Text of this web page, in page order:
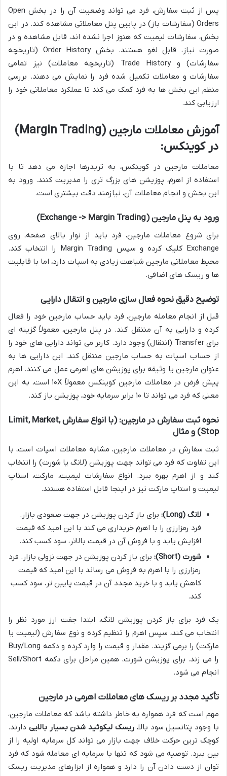
پس از ثبت سفارش، فرد می تواند وضعیت آن را در بخش Open
Orders (سفارشات باز) در پایین پنل معاملاتی مشاهده کند. در این
بخش، سفارشات لیمیت که هنوز اجرا نشده اند، قابل مشاهده و در
صورت نیاز، قابل لغو هستند. بخش Order History (تاریخچه
سفارشات) و Trade History (تاریخچه معاملات) نیز تمامی
سفارشات و معاملات تکمیل شده فرد را نمایش می دهند. بررسی
منظم این بخش ها به فرد کمک می کند تا عملکرد معاملاتی خود را
ارزیابی کند.
آموزش معاملات مارجین (Margin Trading)
در کوینکس:
معاملات مارجین در کوینکس، به تریدرها اجازه می دهد تا با
استفاده از اهرم، پوزیشن های بزرگ تری را مدیریت کنند. ورود به
این بخش و انجام معاملات آن، نیازمند دقت بیشتری است.
ورود به پنل مارجین (Exchange -> Margin Trading)
برای شروع معاملات مارجین، فرد باید از نوار بالای صفحه، روی
Exchange کلیک کرده و سپس Margin Trading را انتخاب کند.
محیط معاملاتی مارجین شباهت زیادی به اسپات دارد، اما با قابلیت
ها و ریسک های اضافی.
توضیح دقیق نحوه فعال سازی مارجین و انتقال دارایی
قبل از انجام معامله مارجین، فرد باید حساب مارجین خود را فعال
کرده و دارایی به آن منتقل کند. در پنل مارجین، معمولاً گزینه ای
برای Transfer (انتقال) وجود دارد. کاربر می تواند دارایی های خود را
از حساب اسپات به حساب مارجین منتقل کند. این دارایی ها به
عنوان مارجین یا وثیقه برای پوزیشن های اهرمی عمل می کنند. اهرم
پیش فرض در معاملات مارجین کوینکس معمولاً ۱۰X است، به این
معنی که فرد می تواند تا ۱۰ برابر سرمایه خود، پوزیشن باز کند.
نحوه ثبت سفارش در مارجین: (با انواع سفارش Limit, Market,
Stop) و مثال
ثبت سفارش در معاملات مارجین، مشابه معاملات اسپات است، با
این تفاوت که فرد می تواند جهت پوزیشن (لانگ یا شورت) را انتخاب
کند و از اهرم بهره ببرد. انواع سفارشات لیمیت، مارکت، استاپ
لیمیت و استاپ مارکت نیز در اینجا قابل استفاده هستند.
لانگ (Long):
برای باز کردن پوزیشن در جهت صعودی بازار.
فرد رمزارزی را با اهرم خریداری می کند با این امید که قیمت
افزایش یابد و با فروش آن در قیمت بالاتر، سود کسب کند.
شورت (Short):
برای باز کردن پوزیشن در جهت نزولی بازار. فرد
رمزارزی را با اهرم به فروش می رساند با این امید که قیمت
کاهش یابد و با خرید مجدد آن در قیمت پایین تر، سود کسب
کند.
یک فرد برای باز کردن پوزیشن لانگ، ابتدا جفت ارز مورد نظر را
انتخاب می کند، سپس اهرم را تنظیم کرده و نوع سفارش (لیمیت یا
مارکت) را برمی گزیند. مقدار و قیمت را وارد کرده و دکمه Buy/Long
را می زند. برای پوزیشن شورت، همین مراحل برای دکمه Sell/Short
انجام می شود.
تأکید مجدد بر ریسک های معاملات اهرمی در مارجین
مهم است که فرد همواره به خاطر داشته باشد که معاملات مارجین،
با وجود پتانسیل سود بالا، ریسک لیکوئید شدن بسیار بالایی دارند.
کوچک ترین حرکت خلاف جهت بازار می تواند کل سرمایه اولیه را از
بین ببرد. توصیه می شود که تنها با سرمایه ای معامله شود که فرد
توان از دست دادن آن را دارد و همواره از ابزارهای مدیریت ریسک